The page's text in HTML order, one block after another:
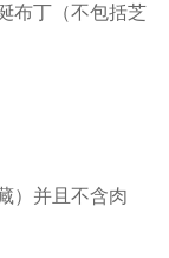
布丁（不包括芝
）并且不含肉